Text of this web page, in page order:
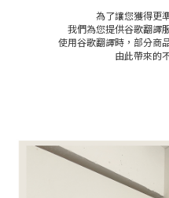
為了讓您獲得更
我們為您提供谷歌翻譯
使用谷歌翻譯時，部分商
由此帶來的